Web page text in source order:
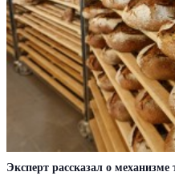
Эксперт рассказал о